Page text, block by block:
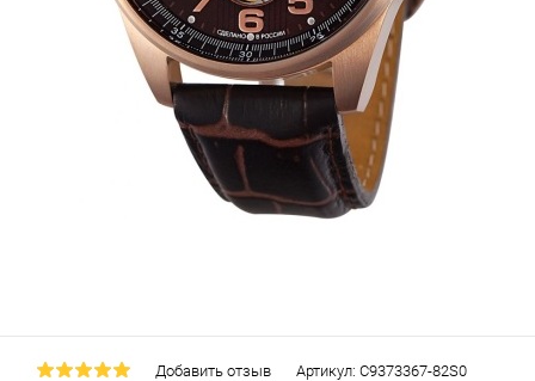
Добавить отзыв Артикул: С9373367-82S0